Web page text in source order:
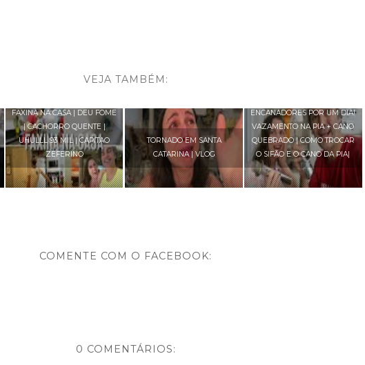
VEJA TAMBÉM:
FAXINA NA CASA | DEU FOME
| CACHORRO QUENTE |
UHULLL 93 MIL | CAPITAO
ZEFERINO
TORNADO EM SANTA
CATARINA | VLOG
ENCANADORES POR UM DIA!
VAZAMENTO NA PIA + CANO
QUEBRADO | COMO TROCAR
O SIFÃO E O CANO DA PIA|
COMENTE COM O FACEBOOK:
0 COMENTÁRIOS: